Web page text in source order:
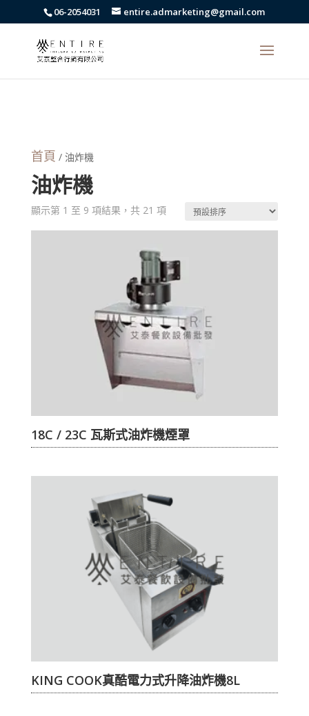
body{font-family: arial,"Microsoft JhengHei","微軟正黑體",sans-serif
!important;}
06-2054031 entire.admarketing@gmail.com
首頁 / 油炸機
油炸機
顯示第 1 至 9 項結果，共 21 項
18C / 23C 瓦斯式油炸機煙罩
KING COOK真酷電力式升降油炸機8L